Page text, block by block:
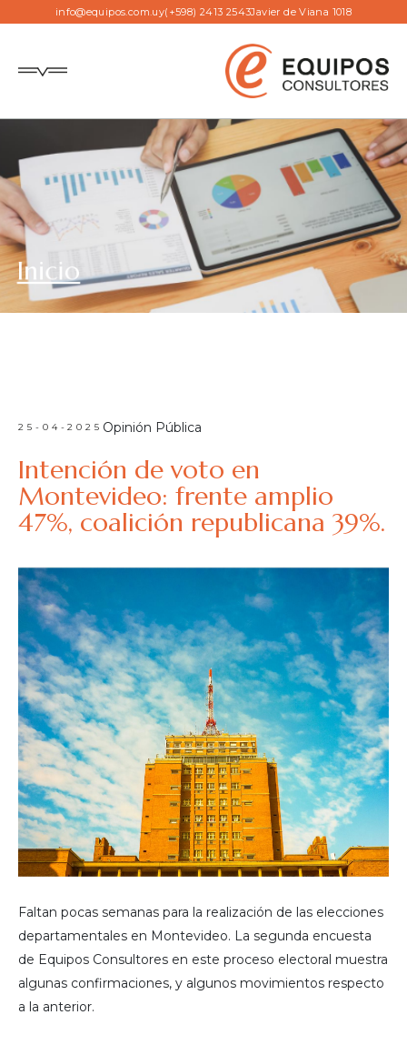
info@equipos.com.uy(+598) 2413 2543Javier de Viana 1018
Inicio
25-04-2025 Opinión Pública
Intención de voto en
Montevideo: frente amplio
47%, coalición republicana 39%.
Faltan pocas semanas para la realización de las elecciones
departamentales en Montevideo. La segunda encuesta
de Equipos Consultores en este proceso electoral muestra
algunas confirmaciones, y algunos movimientos respecto
a la anterior.